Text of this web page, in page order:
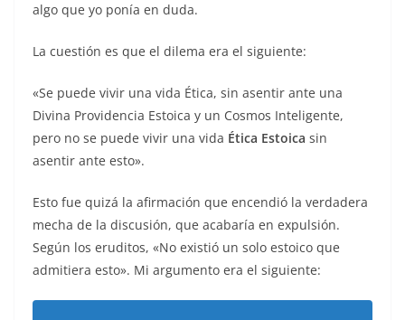
algo que yo ponía en duda.
La cuestión es que el dilema era el siguiente:
«Se puede vivir una vida Ética, sin asentir ante una
Divina Providencia Estoica y un Cosmos Inteligente,
pero no se puede vivir una vida Ética Estoica sin
asentir ante esto».
Esto fue quizá la afirmación que encendió la verdadera
mecha de la discusión, que acabaría en expulsión.
Según los eruditos, «No existió un solo estoico que
admitiera esto». Mi argumento era el siguiente: